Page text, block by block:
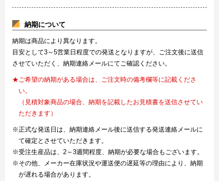
納期について
納期は商品により異なります。
目安として3～5営業日程度での発送となりますが、ご注文後に送信
させていただく、納期連絡メールにてご確認ください。
★ご希望の納期がある場合は、ご注文時の備考欄等に記載くださ
い。
（見積対象商品の場合、納期を記載したお見積書を送信させてい
ただきます）
※正式な発送日は、納期連絡メール後に送信する発送連絡メールに
て確定とさせていただきます。
※受注生産品は、2～3週間程度、納期が必要な場合もございます。
※その他、メーカー在庫状況や運送便の遅延等の理由により、納期
が遅れる場合があります。